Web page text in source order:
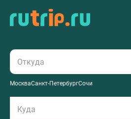
МоскваСанкт-ПетербургСочи